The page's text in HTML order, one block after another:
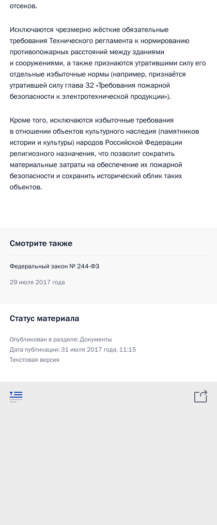
отсеков.
Исключаются чрезмерно жёсткие обязательные
требования Технического регламента к нормированию
противопожарных расстояний между зданиями
и сооружениями, а также признаются утратившими силу его
отдельные избыточные нормы (например, признаётся
утратившей силу глава 32 «Требования пожарной
безопасности к электротехнической продукции»).
Кроме того, исключаются избыточные требования
в отношении объектов культурного наследия (памятников
истории и культуры) народов Российской Федерации
религиозного назначения, что позволит сократить
материальные затраты на обеспечение их пожарной
безопасности и сохранить исторический облик таких
объектов.
Смотрите также
Федеральный закон № 244-ФЗ
29 июля 2017 года
Статус материала
Опубликован в разделе:Документы
Дата публикации:31 июля 2017 года, 11:15
Текстовая версия